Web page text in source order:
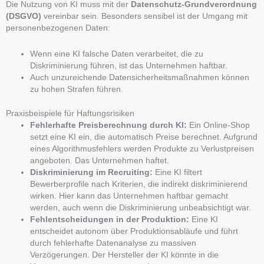
Die Nutzung von KI muss mit der Datenschutz-Grundverordnung
(DSGVO) vereinbar sein. Besonders sensibel ist der Umgang mit
personenbezogenen Daten:
Wenn eine KI falsche Daten verarbeitet, die zu
Diskriminierung führen, ist das Unternehmen haftbar.
Auch unzureichende Datensicherheitsmaßnahmen können
zu hohen Strafen führen.
Praxisbeispiele für Haftungsrisiken
Fehlerhafte Preisberechnung durch KI: Ein Online-Shop
setzt eine KI ein, die automatisch Preise berechnet. Aufgrund
eines Algorithmusfehlers werden Produkte zu Verlustpreisen
angeboten. Das Unternehmen haftet.
Diskriminierung im Recruiting: Eine KI filtert
Bewerberprofile nach Kriterien, die indirekt diskriminierend
wirken. Hier kann das Unternehmen haftbar gemacht
werden, auch wenn die Diskriminierung unbeabsichtigt war.
Fehlentscheidungen in der Produktion: Eine KI
entscheidet autonom über Produktionsabläufe und führt
durch fehlerhafte Datenanalyse zu massiven
Verzögerungen. Der Hersteller der KI könnte in die